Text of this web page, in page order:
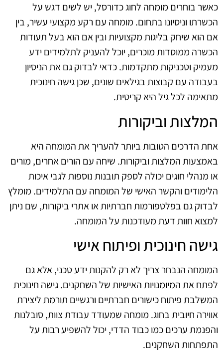
כאשר בוחרים מומחה לחוג כדורסל, יש לשים דגש על
הכשרתו וניסיונו בתחום. מומחה עם רקע מקצועי עשיר, בין
אם הוא שיחק בליגות מקצועיות ובין אם הוא בעל תעודות
הכשרה ממוסדות מוכרים, יוכל להעניק לתלמידים ידע
מעמיק וטכניקות מתקדמות. כדאי לבדוק גם את הניסיון
בעבודה עם קבוצות בגילאים שונים, שכן גישה חינוכית
מתאימה לכל גיל היא קריטית.
המלצות וביקורות
אחת הדרכים הטובות ביותר להעריך את המומחה היא
באמצעות המלצות וביקורות. שיחה עם הורים אחרים, מורים
או מנהלי חוגים יכולה לספק תובנות נוספות לגבי איכות
הלימודים והקשר האישי של המומחה עם התלמידים. מומלץ
לבדוק גם בפלטפורמות חברתיות או אתרי ביקורות, שם ניתן
למצוא חוות דעת מעודכנות על המומחה.
גישה חינוכית ופיתוח אישי
המומחה הנבחר צריך לא רק להקנות ידע טכני, אלא גם
לפתח את המיומנויות האישיות של השחקנים. גישה חינוכית
המשלבת פיתוח כישורים חברתיים ורגשיים תורמת ליצירת
אווירה חיובית בחוג. מומחה שמעודד עבודת צוות, סובלנות
והפנמת ערכים כמו כבוד הדדי, יכול להשפיע רבות על
התפתחות השחקנים.